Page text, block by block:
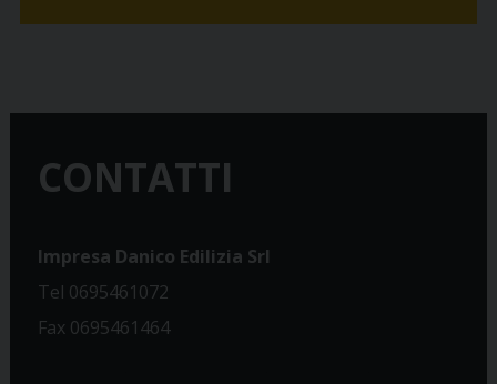
CONTATTI
Impresa Danico Edilizia Srl
Tel 0695461072
Fax 0695461464